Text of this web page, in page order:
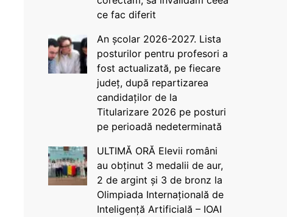
ce fac diferit
An școlar 2026-2027. Lista
posturilor pentru profesori a
fost actualizată, pe fiecare
județ, după repartizarea
candidaților de la
Titularizare 2026 pe posturi
pe perioadă nedeterminată
ULTIMĂ ORĂ Elevii români
au obținut 3 medalii de aur,
2 de argint și 3 de bronz la
Olimpiada Internațională de
Inteligență Artificială – IOAI